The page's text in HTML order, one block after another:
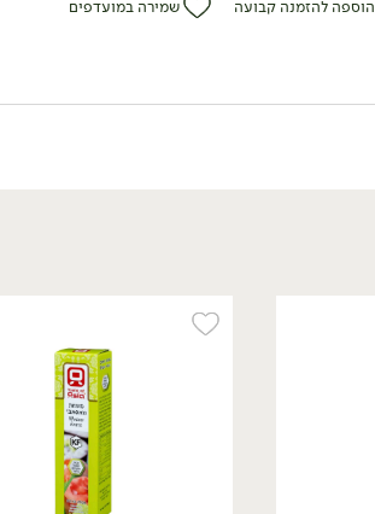
730 מ״ל
הוספה להזמנה קבועה שמירה במועדפים